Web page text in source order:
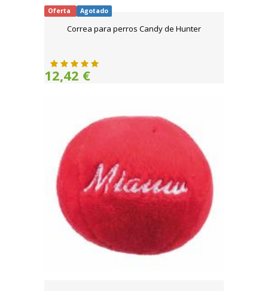
Oferta Agotado
Correa para perros Candy de Hunter
12,42 €